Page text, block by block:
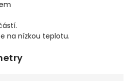
na nízkou teplotu.